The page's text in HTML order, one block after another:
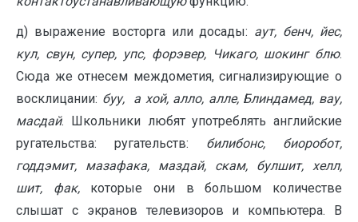
д) выражение восторга или досады: аут, бенч, йес,
кул, свун, супер, упс, форэвер, Чикаго, шокинг блю.
Сюда же отнесем междометия, сигнализирующие о
восклицании: буу, а хой, алло, алле, Блиндамед, вау,
масдай. Школьники любят употреблять английские
ругательства: ругательств: билибонс, биоробот,
годдэмит, мазафака, маздай, скам, булшит, хелл,
шит, фак, которые они в большом количестве
слышат с экранов телевизоров и компьютера. В